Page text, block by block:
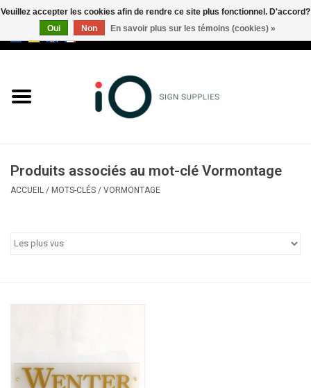
Marques
Appelez-nous au +32 3 353 67
Produits associés au mot-clé Vormontage
ACCUEIL / MOTS-CLÉS / VORMONTAGE
Veuillez accepter les cookies afin de rendre ce site plus fonctionnel. D'accord?
Oui
Non En savoir plus sur les témoins (cookies) »